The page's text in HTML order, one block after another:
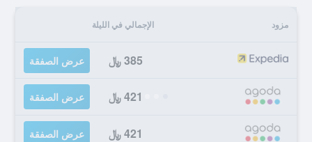
مزود الإجمالي في الليلة
385 ﷼ عرض الصفقة
421 ﷼ عرض الصفقة
421 ﷼ عرض الصفقة